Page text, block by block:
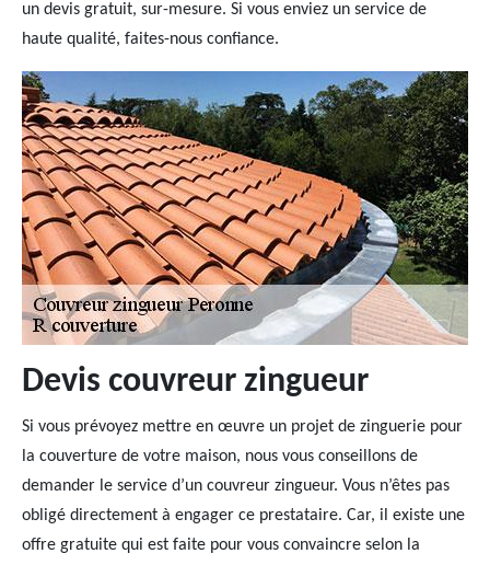
un devis gratuit, sur-mesure. Si vous enviez un service de
haute qualité, faites-nous confiance.
Devis couvreur zingueur
Si vous prévoyez mettre en œuvre un projet de zinguerie pour
la couverture de votre maison, nous vous conseillons de
demander le service d’un couvreur zingueur. Vous n’êtes pas
obligé directement à engager ce prestataire. Car, il existe une
offre gratuite qui est faite pour vous convaincre selon la